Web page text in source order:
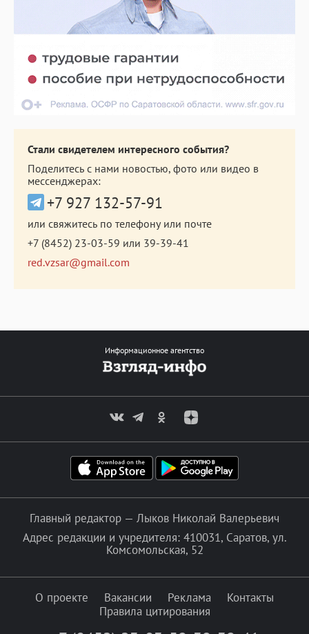
Стали свидетелем интересного события?
Поделитесь с нами новостью, фото или видео в
мессенджерах:
+7 927 132-57-91
или свяжитесь по телефону или почте
+7 (8452) 23-03-59 или 39-39-41
red.vzsar@gmail.com
Информационное агентство
Главный редактор — Лыков Николай Валерьевич
Адрес редакции и учредителя: 410031, Саратов, ул.
Комсомольская, 52
О проекте Вакансии Реклама
Контакты
Правила цитирования